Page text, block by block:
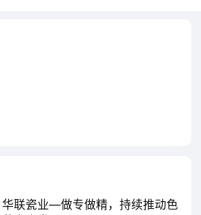
华联瓷业—做专做精，持续推动色